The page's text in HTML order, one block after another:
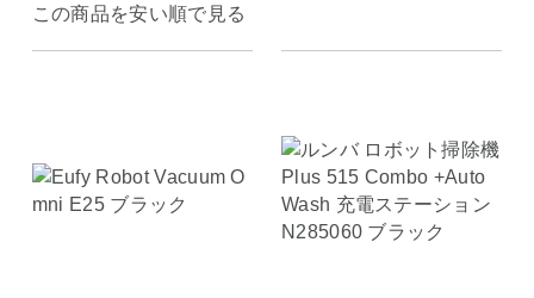
この商品を安い順で見る